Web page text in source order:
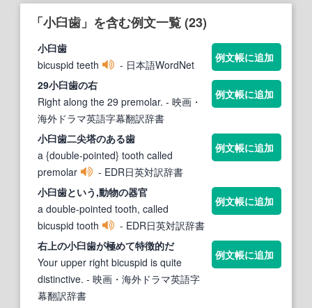
「小臼歯」を含む例文一覧 (23)
小臼歯
bicuspid teeth
- 日本語WordNet
例文帳に追加
29小臼歯の右
Right along the 29 premolar. - 映画・
海外ドラマ英語字幕翻訳辞書
例文帳に追加
小臼歯二尖塔のある歯
a {double-pointed} tooth called
premolar
- EDR日英対訳辞書
例文帳に追加
小臼歯という,動物の器官
a double-pointed tooth, called
bicuspid tooth
- EDR日英対訳辞書
例文帳に追加
右上の小臼歯が極めて特徴的だ
Your upper right bicuspid is quite
distinctive. - 映画・海外ドラマ英語字
幕翻訳辞書
例文帳に追加